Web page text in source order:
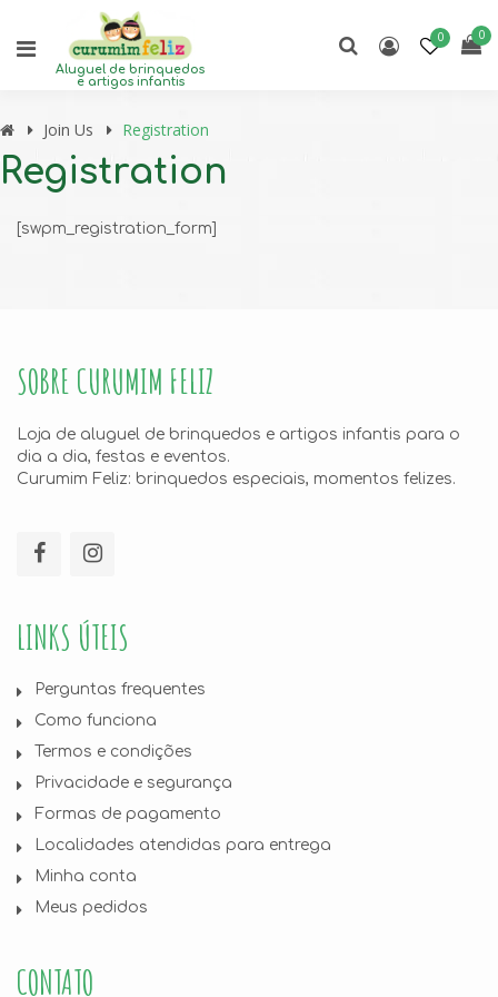
Aluguel de brinquedos
e artigos infantis
0 0
Join Us Registration
Registration
[swpm_registration_form]
SOBRE CURUMIM FELIZ
Loja de aluguel de brinquedos e artigos infantis para o
dia a dia, festas e eventos.
Curumim Feliz: brinquedos especiais, momentos felizes.
LINKS ÚTEIS
Perguntas frequentes
Como funciona
Termos e condições
Privacidade e segurança
Formas de pagamento
Localidades atendidas para entrega
Minha conta
Meus pedidos
CONTATO